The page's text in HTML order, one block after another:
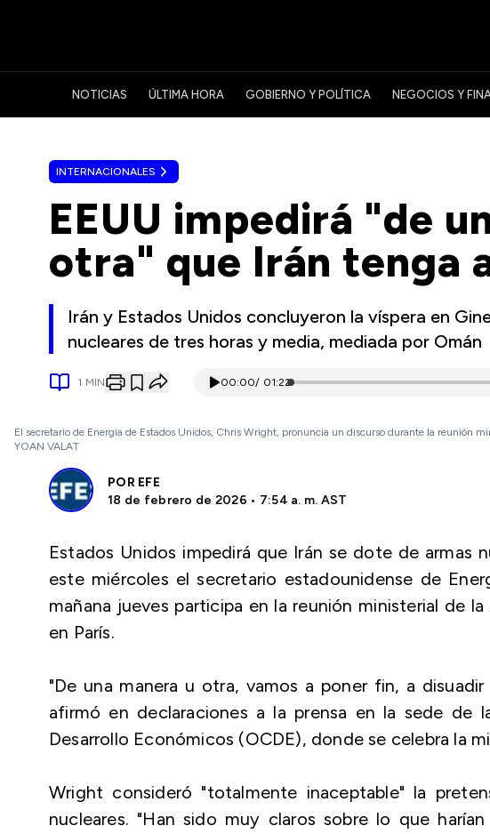
NOTICIAS ÚLTIMA HORA GOBIERNO Y POLÍTICA NEGOCIOS Y
INTERNACIONALES
EEUU impedirá "de
otra" que Irán tenga
Irán y Estados Unidos concluyeron la víspera en
nucleares de tres horas y media, mediada por Omán
1 MIN 00:00/ 01:22
El secretario de Energía de Estados Unidos, Chris Wright, pronuncia un discurso durante la reunión
YOAN VALAT
POR EFE
18 de febrero de 2026 • 7:54 a. m. AST
Estados Unidos impedirá que Irán se dote de armas
este miércoles el secretario estadounidense de
mañana jueves participa en la reunión ministerial de
en París.
"De una manera u otra, vamos a poner fin, a
afirmó en declaraciones a la prensa en la sede de
Desarrollo Económicos (OCDE), donde se celebra la
Wright consideró "totalmente inaceptable" la
nucleares. "Han sido muy claros sobre lo que